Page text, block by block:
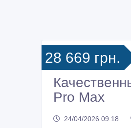
28 669 грн.
Pro Max
24/04/2026 09:18